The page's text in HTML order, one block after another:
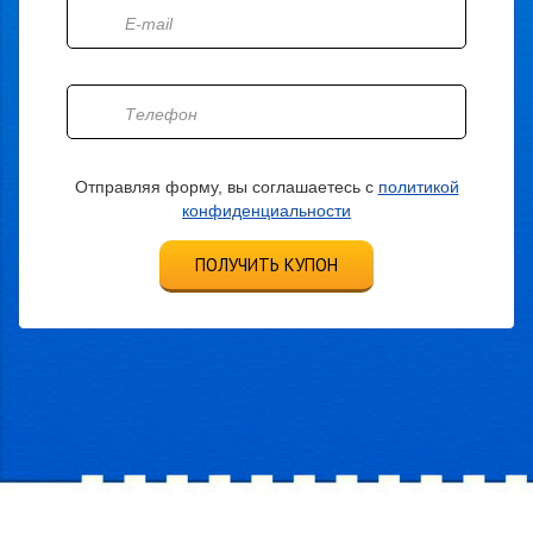
Отправляя форму, вы соглашаетесь с политикой
конфиденциальности
ПОЛУЧИТЬ КУПОН